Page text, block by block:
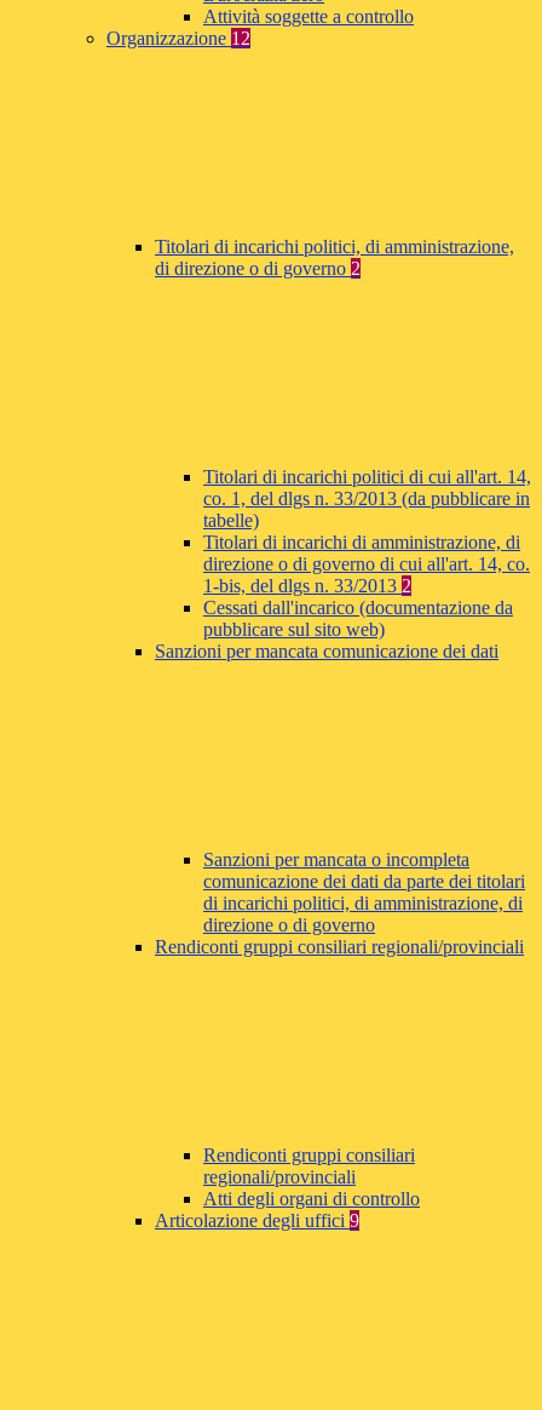
Attività soggette a controllo
Organizzazione 12
Titolari di incarichi politici, di amministrazione,
di direzione o di governo 2
Titolari di incarichi politici di cui all'art. 14,
co. 1, del dlgs n. 33/2013 (da pubblicare in
tabelle)
Titolari di incarichi di amministrazione, di
direzione o di governo di cui all'art. 14, co.
1-bis, del dlgs n. 33/2013 2
Cessati dall'incarico (documentazione da
pubblicare sul sito web)
Sanzioni per mancata comunicazione dei dati
Sanzioni per mancata o incompleta
comunicazione dei dati da parte dei titolari
di incarichi politici, di amministrazione, di
direzione o di governo
Rendiconti gruppi consiliari regionali/provinciali
Rendiconti gruppi consiliari
regionali/provinciali
Atti degli organi di controllo
Articolazione degli uffici 9